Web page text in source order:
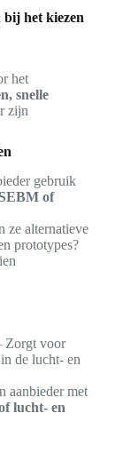
bij het kiezen
het
snelle
zijn
gebruik
of
ze alternatieve
prototypes?
Zorgt voor
de lucht- en
aanbieder met
lucht- en